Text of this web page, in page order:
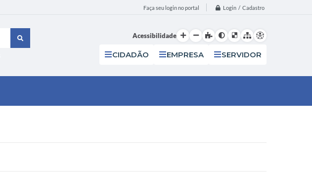
Faça seu login no portal Login / Cadastro
Acessibilidade
CIDADÃO EMPRESA SERVIDOR